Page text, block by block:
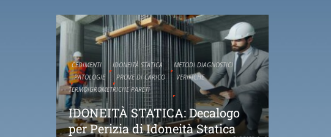
CEDIMENTI IDONEITÀ STATICA
METODI DIAGNOSTICI
PATOLOGIE
PROVE DI CARICO
VERIFICHE
TERMOIGROMETRICHE PARETI
IDONEITÀ STATICA: Decalogo
per Perizia di Idoneità Statica